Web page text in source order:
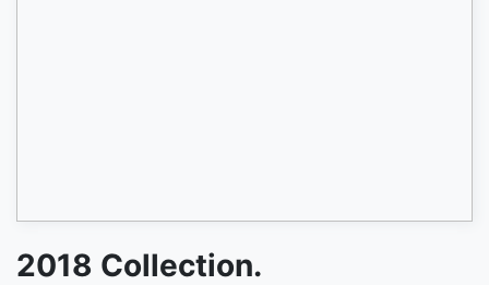
2018 Collection.